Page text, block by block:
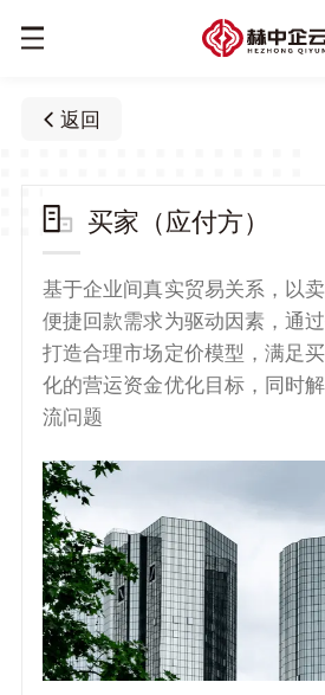
返回
买家（应付方）
基于企业间真实贸易关系，以
便捷回款需求为驱动因素，通
打造合理市场定价模型，满足
化的营运资金优化目标，同时
流问题